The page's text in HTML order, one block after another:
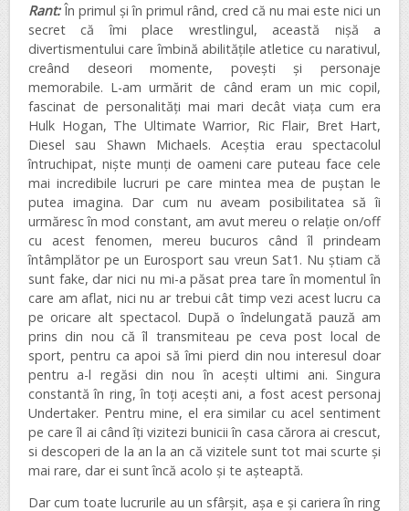
Rant:În primul și în primul rând, cred că nu mai este nici un
secret că îmi place wrestlingul, această nișă a
divertismentului care îmbină abilitățile atletice cu narativul,
creând deseori momente, povești și personaje
memorabile. L-am urmărit de când eram un mic copil,
fascinat de personalități mai mari decât viața cum era
Hulk Hogan, The Ultimate Warrior, Ric Flair, Bret Hart,
Diesel sau Shawn Michaels. Aceștia erau spectacolul
întruchipat, niște munți de oameni care puteau face cele
mai incredibile lucruri pe care mintea mea de puștan le
putea imagina. Dar cum nu aveam posibilitatea să îi
urmăresc în mod constant, am avut mereu o relație on/off
cu acest fenomen, mereu bucuros când îl prindeam
întâmplător pe un Eurosport sau vreun Sat1. Nu știam că
sunt fake, dar nici nu mi-a păsat prea tare în momentul în
care am aflat, nici nu ar trebui cât timp vezi acest lucru ca
pe oricare alt spectacol. După o îndelungată pauză am
prins din nou că îl transmiteau pe ceva post local de
sport, pentru ca apoi să îmi pierd din nou interesul doar
pentru a-l regăsi din nou în acești ultimi ani. Singura
constantă în ring, în toți acești ani, a fost acest personaj
Undertaker. Pentru mine, el era similar cu acel sentiment
pe care îl ai când îți vizitezi bunicii în casa cărora ai crescut,
si descoperi de la an la an că vizitele sunt tot mai scurte și
mai rare, dar ei sunt încă acolo și te așteaptă.
Dar cum toate lucrurile au un sfârșit, așa e și cariera în ring